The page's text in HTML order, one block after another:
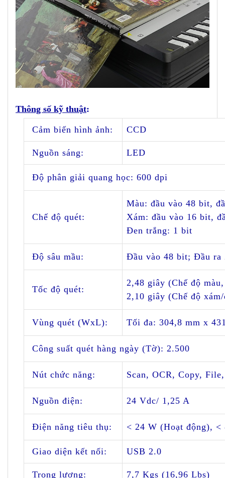
Thông số kỹ thuật:
Cảm biến hình ảnh: CCD
Nguồn sáng: LED
Độ phân giải quang học: 600 dpi
Chế độ quét:
Màu: đầu vào 48 bit, đ
Xám: đầu vào 16 bit, đ
Đen trắng: 1 bit
Độ sâu mầu: Đầu vào 48 bit; Đầu ra
Tốc độ quét:
2,48 giây (Chế độ
2,10 giây (Chế độ xám/
Vùng quét (WxL): Tối đa: 304,8 mm x
Công suất quét hàng ngày (Tờ): 2.500
Nút chức năng: Scan, OCR, Copy,
Nguồn điện: 24 Vdc/ 1,25 A
Điện năng tiêu thụ: < 24 W (Hoạt động), <
Giao diện kết nối: USB 2.0
Trọng lượng: 7,7 Kgs (16,96 Lbs)